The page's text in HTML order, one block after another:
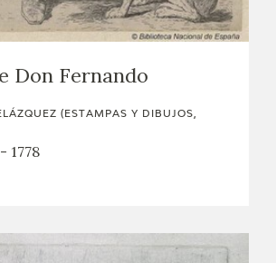
Don Fernando
(ESTAMPAS Y DIBUJOS,
1778